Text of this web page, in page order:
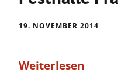
19. NOVEMBER 2014
Weiterlesen